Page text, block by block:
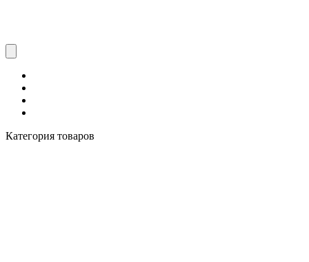
Категория товаров